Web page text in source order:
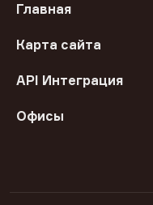
Главная
Карта сайта
API Интеграция
Офисы